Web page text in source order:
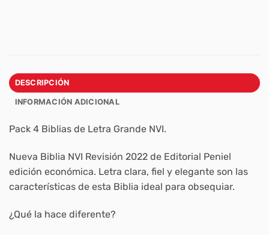
DESCRIPCIÓN
INFORMACIÓN ADICIONAL
Pack 4 Biblias de Letra Grande NVI.
Nueva Biblia NVI Revisión 2022 de Editorial Peniel
edición económica. Letra clara, fiel y elegante son las
características de esta Biblia ideal para obsequiar.
¿Qué la hace diferente?